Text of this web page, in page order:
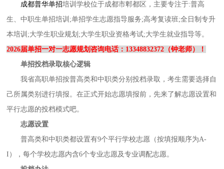
成都普华单招培训学校位于成都市郫都区，主要专注于:普高
生、中职生单招培训;单招学生志愿指导服务;高考复读班;全日制专升
本培训;大学生职业规划;大学生职业资格考试;大学生就业指导等。
2026届单招一对一志愿规划咨询电话：13348832372（钟老师）！
单招投档录取核心逻辑
我省高职单招按普高类和中职类分别投档录取，考生需要选择自
己所属类别进行填报。在正式开始志愿填报前，先来了解志愿设置和
平行志愿的投档模式吧。
志愿设置
普高类和中职类都设置有9个平行学校志愿（按填报顺序为A-
I），每个学校志愿内含6个专业志愿及专业调配志愿。